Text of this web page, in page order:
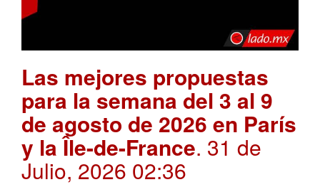
Las mejores propuestas
para la semana del 3 al 9
de agosto de 2026 en París
y la Île-de-France. 31 de
Julio, 2026 02:36